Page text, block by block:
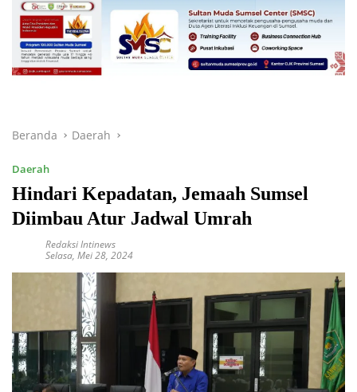
Beranda Daerah
Daerah
Hindari Kepadatan, Jemaah Sumsel
Diimbau Atur Jadwal Umrah
Redaksi Intinews
Selasa, Mei 28, 2024